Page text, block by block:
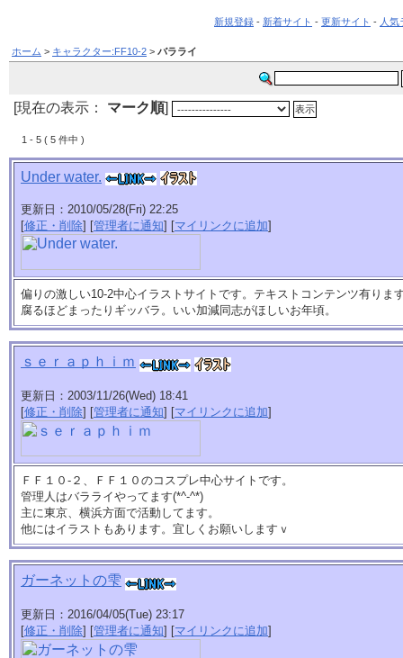
新規登録 - 新着サイト - 更新サイト - 人
ホーム > キャラクター:FF10-2 > バラライ
[現在の表示： マーク順]
1 - 5 ( 5 件中 )
Under water.
更新日：2010/05/28(Fri) 22:25
[修正・削除] [管理者に通知] [マイリンクに追加]
偏りの激しい10-2中心イラストサイトです。テキストコンテンツ有りま
腐るほどまったりギッバラ。いい加減同志がほしいお年頃。
ｓｅｒａｐｈｉｍ
更新日：2003/11/26(Wed) 18:41
[修正・削除] [管理者に通知] [マイリンクに追加]
ＦＦ１０-２、ＦＦ１０のコスプレ中心サイトです。
管理人はバラライやってます(*^-^*)
主に東京、横浜方面で活動してます。
他にはイラストもあります。宜しくお願いしますｖ
ガーネットの雫
更新日：2016/04/05(Tue) 23:17
[修正・削除] [管理者に通知] [マイリンクに追加]